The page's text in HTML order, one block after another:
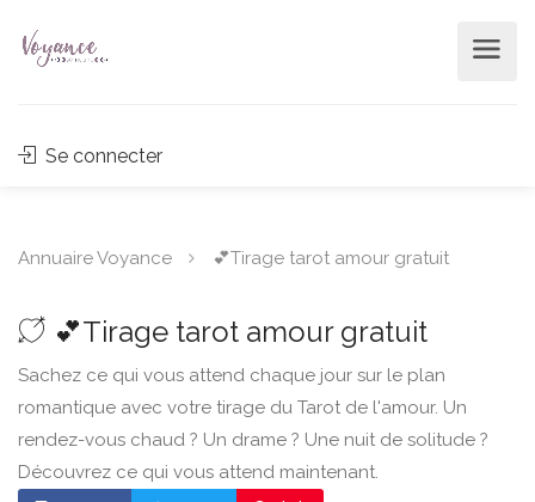
Se connecter
Annuaire Voyance 💕Tirage tarot amour gratuit
💕Tirage tarot amour gratuit
Sachez ce qui vous attend chaque jour sur le plan
romantique avec votre tirage du Tarot de l'amour. Un
rendez-vous chaud ? Un drame ? Une nuit de solitude ?
Découvrez ce qui vous attend maintenant.